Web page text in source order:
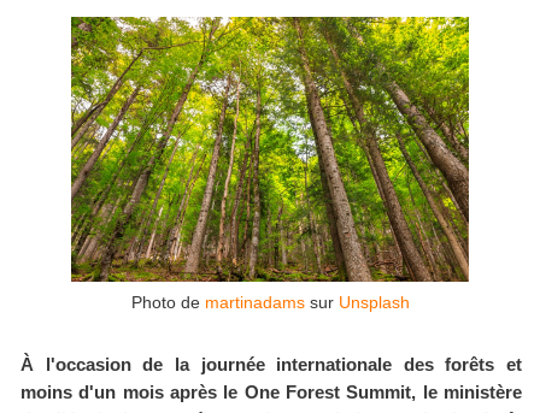
Photo de martinadamssur Unsplash
À l'occasion de la journée internationale des forêts et
moins d'un mois après le One Forest Summit, le ministère